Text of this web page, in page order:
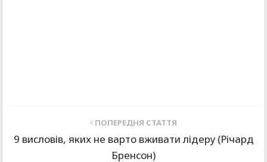
ПОПЕРЕДНЯ СТАТТЯ
9 висловів, яких не варто вживати лідеру (Річард
Бренсон)